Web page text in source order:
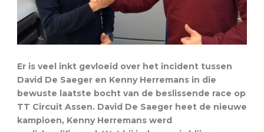
Er is veel inkt gevloeid over het incident tussen
David De Saeger en Kenny Herremans in die
bewuste laatste bocht van de beslissende race op
TT Circuit Assen. David De Saeger heet de nieuwe
kampioen, Kenny Herremans werd